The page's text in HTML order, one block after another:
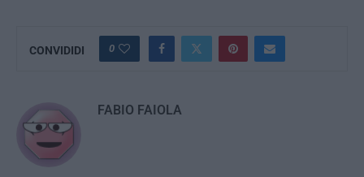
CONVIDIDI 0
FABIO FAIOLA